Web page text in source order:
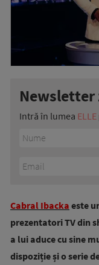
Newsletter
Intră în lumea ELLE
Cabral Ibacka este
prezentatori TV din
a lui aduce cu sine
dispoziție și o serie